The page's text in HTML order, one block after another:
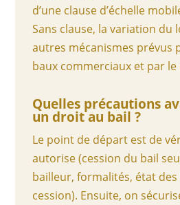
d’une clause d’échelle
Sans clause, la variation du
autres mécanismes prévus
baux commerciaux et par
Quelles précautions
un droit au bail ?
Le point de départ est de
autorise (cession du bail
bailleur, formalités, état des
cession). Ensuite, on